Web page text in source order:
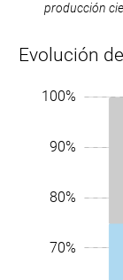
producción
Evolución
100%
90%
80%
70%